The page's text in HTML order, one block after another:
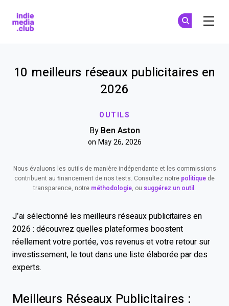
OUTILS
10 meilleurs réseaux publicitaires en
2026
By Ben Aston
on May 26, 2026
Nous évaluons les outils de manière indépendante et les commissions
contribuent au financement de nos tests. Consultez notre politique de
transparence, notre méthodologie, ou suggérez un outil .
J’ai sélectionné les meilleurs réseaux publicitaires en
2026 : découvrez quelles plateformes boostent
réellement votre portée, vos revenus et votre retour sur
investissement, le tout dans une liste élaborée par des
experts.
Meilleurs Réseaux Publicitaires :